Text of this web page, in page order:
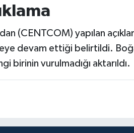
(CENTCOM) yapılan
devam ettiği belirtildi.
birinin vurulmadığı aktarıldı.